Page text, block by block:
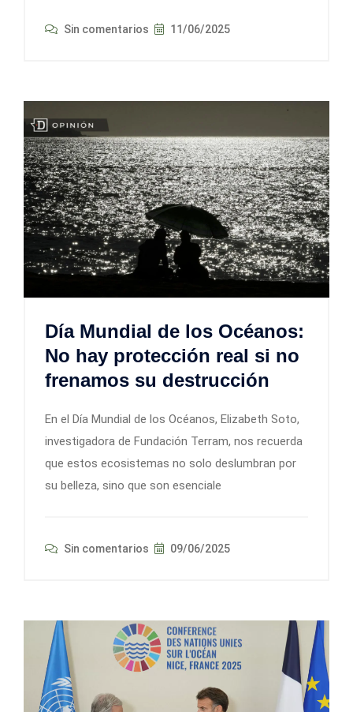
Sin comentarios 11/06/2025
Día Mundial de los Océanos:
No hay protección real si no
frenamos su destrucción
En el Día Mundial de los Océanos, Elizabeth Soto,
investigadora de Fundación Terram, nos recuerda
que estos ecosistemas no solo deslumbran por
su belleza, sino que son esenciale
Sin comentarios 09/06/2025